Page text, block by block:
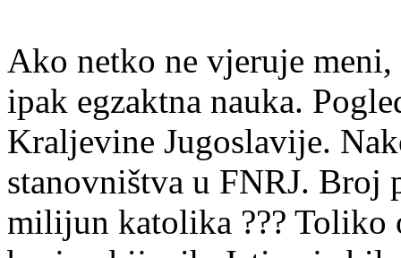
Ako netko ne vjeruje
ipak egzaktna nauka.
Kraljevine Jugoslavije.
stanovništva u FNRJ. Broj
milijun katolika ??? Toliko